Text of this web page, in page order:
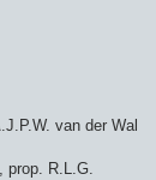
van der Wal
prop. R.L.G.